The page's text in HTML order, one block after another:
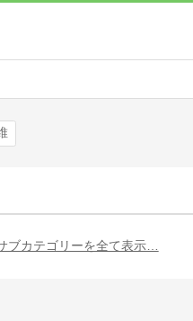
ブカテゴリーを全て表示…